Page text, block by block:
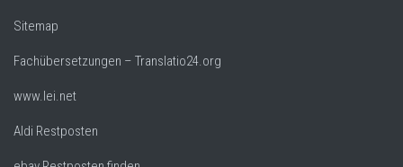
Sitemap
Fachübersetzungen – Translatio24.org
www.lei.net
Aldi Restposten